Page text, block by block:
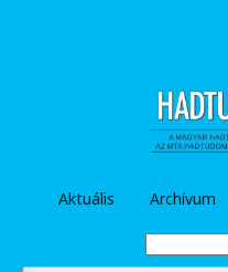
Aktuális Archívum